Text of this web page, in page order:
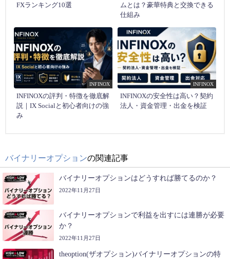
FXランキング10選
ムとは？豪華特典と交換できる
仕組み
INFINOX
INFINOXの評判・特徴を徹底解
説｜IX Socialと初心者向けの強
み
INFINOX
INFINOXの安全性は高い？契約
法人・資金管理・出金を検証
バイナリーオプションの関連記事
バイナリーオプションはどうすれば勝てるのか？
2022年11月27日
バイナリーオプションで利益を出すには連勝が必要
か？
2022年11月27日
theoption(ザオプション)バイナリーオプションの特